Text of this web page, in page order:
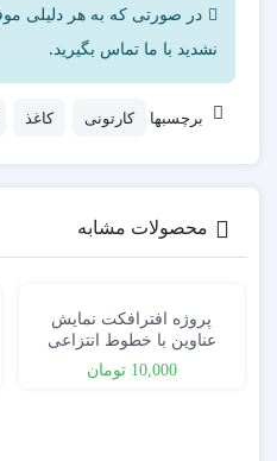
در صورتی که به هر دلیلی
نشدید با ما تماس بگیرید.
برچسبها کارتونی کاغذ
محصولات مشابه
پروژه افترافکت نمایش
عناوین با خطوط انتزاعی
Abstract Lines Titles
10,000 تومان